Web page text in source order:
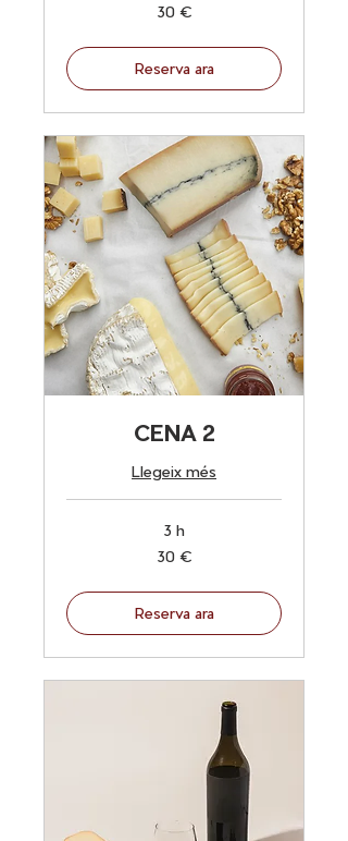
30 €
Reserva ara
CENA 2
Llegeix més
3 h
30 €
Reserva ara